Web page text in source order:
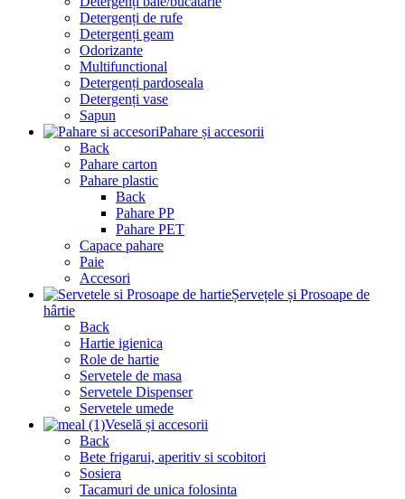
Detergenți de rufe
Detergenți geam
Odorizante
Multifunctional
Detergenți pardoseala
Detergenți vase
Sapun
Pahare și accesorii
Back
Pahare carton
Pahare plastic
Back
Pahare PP
Pahare PET
Capace pahare
Paie
Accesori
Șervețele și Prosoape de
hârtie
Back
Hartie igienica
Role de hartie
Servetele de masa
Servetele Dispenser
Servetele umede
Veselă și accesorii
Back
Bete frigarui, aperitiv si scobitori
Sosiera
Tacamuri de unica folosinta